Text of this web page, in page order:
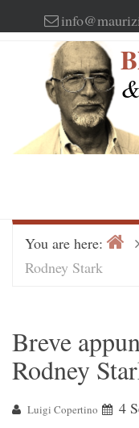
to
You are here:
Rodney Stark
Breve
Rodney
Luigi Copertino 4